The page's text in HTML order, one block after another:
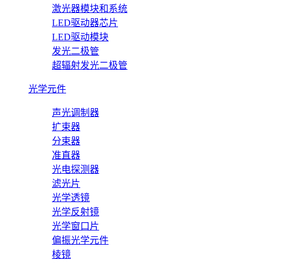
激光器模块和系统
LED驱动器芯片
LED驱动模块
发光二极管
超辐射发光二极管
光学元件
声光调制器
扩束器
分束器
准直器
光电探测器
滤光片
光学透镜
光学反射镜
光学窗口片
偏振光学元件
棱镜